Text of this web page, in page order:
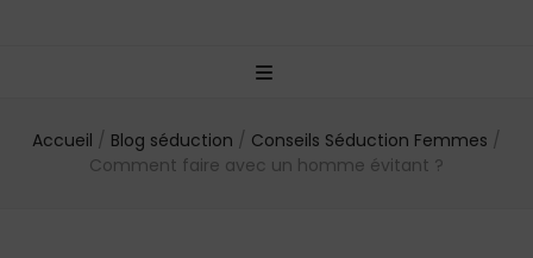
Accueil / Blog séduction / Conseils Séduction Femmes /
Comment faire avec un homme évitant ?